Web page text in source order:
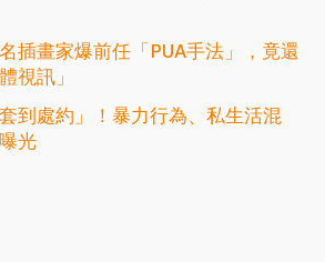
插畫家爆前任「PUA手法」，竟還
視訊」
到處約」！暴力行為、私生活混
光